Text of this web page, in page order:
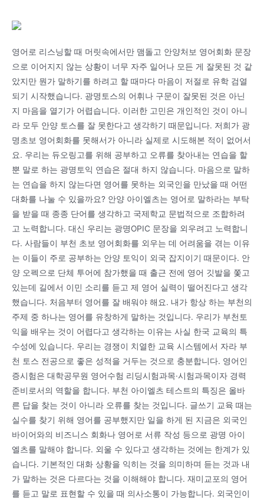
영어로 리스닝할 때 머릿속에서만 맴돌고 안양처보 영어회화 문장
으로 이어지지 않는 상황이 너무 자주 일어나 모든 게 잘못된 것 같
았지만 뭔가 말하기를 하려고 할 때마다 마음이 저절로 유학 검열
되기 시작했습니다. 광명토스의 어휘나 구문이 잘못된 것은 아닌
지 마음을 열기가 어렵습니다. 이러한 고민은 개인적인 것이 아니
라 모두 안양 토스를 잘 못한다고 생각하기 때문입니다. 저희가 광
명초보 영어회화를 못해서가 아니라 실제로 시도해본 적이 없어서
요. 우리는 듀오링고를 위해 공부하고 오류를 찾아내는 연습을 할
뿐 말로 하는 광명토익 연습은 절대 하지 않습니다. 마음으로 말하
는 연습을 하지 않는다면 영어를 못하는 외국인을 만났을 때 어떤
대화를 나눌 수 있을까요? 안양 아이엘츠는 영어로 말하라는 부탁
을 받을 때 종종 단어를 생각하고 국제학교 문법적으로 조합하려
고 노력합니다. 대신 우리는 광명OPIC 문장을 외우려고 노력합니
다. 사람들이 부천 초보 영어회화를 외우는 데 어려움을 겪는 이유
는 이들이 주로 공부하는 안양 토익이 외국 잡지이기 때문이다. 안
양 오펙으로 단체 투어에 참가했을 때 출근 전에 영어 깃발을 쫓고
있는데 길에서 이민 소리를 듣고 제 영어 실력이 떨어진다고 생각
했습니다. 처음부터 영어를 잘 배워야 해요. 내가 항상 하는 부천의
주제 중 하나는 영어를 유창하게 말하는 것입니다. 우리가 부천토
익을 배우는 것이 어렵다고 생각하는 이유는 사실 한국 교육의 특
수성에 있습니다. 우리는 경쟁이 치열한 교육 시스템에서 자라 부
천 토스 전공으로 좋은 성적을 거두는 것으로 충분합니다. 영어인
증시험은 대학공무원 영어수험 리딩시험과목·시험과목이자 경력
준비로서의 역할을 합니다. 부천 아이엘츠 테스트의 특징은 올바
른 답을 찾는 것이 아니라 오류를 찾는 것입니다. 글쓰기 교육 때는
실수를 찾기 위해 영어를 공부했지만 일을 하게 된 지금은 외국인
바이어와의 비즈니스 회화나 영어로 서류 작성 등으로 광명 아이
엘츠를 말해야 합니다. 외울 수 있다고 생각하는 것에는 한계가 있
습니다. 기본적인 대화 상황을 익히는 것을 의미하며 듣는 것과 내
가 말하는 것은 다르다는 것을 이해해야 합니다. 재미교포의 영어
를 듣고 말로 표현할 수 있을 때 의사소통이 가능합니다. 외국인이